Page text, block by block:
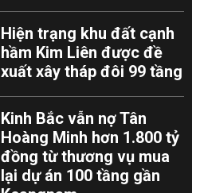
Hiện trạng khu đất cạnh
hầm Kim Liên được đề
xuất xây tháp đôi 99 tầng
Kinh Bắc vẫn nợ Tân
Hoàng Minh hơn 1.800 tỷ
đồng từ thương vụ mua
lại dự án 100 tầng gần